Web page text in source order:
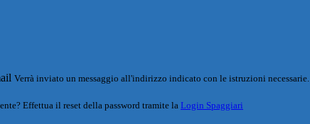
Verrà inviato un messaggio all'indirizzo indicato con le istruzioni necessarie.
Effettua il reset della password tramite la Login Spaggiari